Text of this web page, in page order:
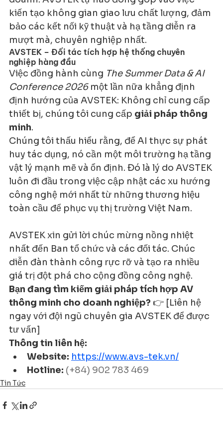
kiến tạo không gian giao lưu chất lượng, đảm
bảo các kết nối kỹ thuật và hạ tầng diễn ra
mượt mà, chuyên nghiệp nhất.
AVSTEK – Đối tác tích hợp hệ thống chuyên
nghiệp hàng đầu
Việc đồng hành cùng The Summer Data & AI
Conference 2026 một lần nữa khẳng định
định hướng của AVSTEK: Không chỉ cung cấp
thiết bị, chúng tôi cung cấp giải pháp thông
minh.
Chúng tôi thấu hiểu rằng, để AI thực sự phát
huy tác dụng, nó cần một môi trường hạ tầng
vật lý mạnh mẽ và ổn định. Đó là lý do AVSTEK
luôn đi đầu trong việc cập nhật các xu hướng
công nghệ mới nhất từ những thương hiệu
toàn cầu để phục vụ thị trường Việt Nam.
AVSTEK xin gửi lời chúc mừng nồng nhiệt
nhất đến Ban tổ chức và các đối tác. Chúc
diễn đàn thành công rực rỡ và tạo ra nhiều
giá trị đột phá cho cộng đồng công nghệ.
Bạn đang tìm kiếm giải pháp tích hợp AV
thông minh cho doanh nghiệp? 👉 [Liên hệ
ngay với đội ngũ chuyên gia AVSTEK để được
tư vấn]
Thông tin liên hệ:
Website: https://www.avs-tek.vn/
Hotline: (+84) 902 783 469
Tin Tức